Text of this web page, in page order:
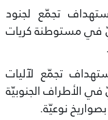
السّاعة 16:10 استهداف‏ تجمّع لجنود
في مستوطنة كريات
السّاعة 16:45 استهداف‏ تجمّع لآليات
الأطراف الجنوبيّة
بصواريخ نوعيّة.